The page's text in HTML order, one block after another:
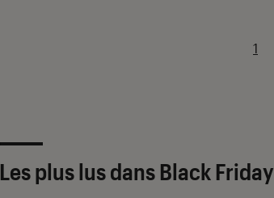
1
Les plus lus dans Black Friday